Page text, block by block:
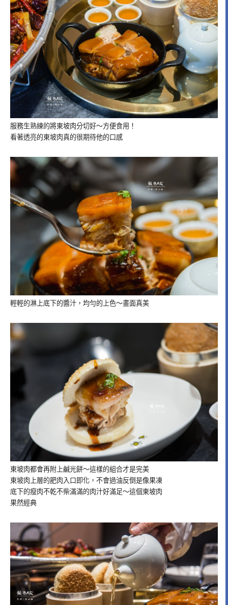
服務生熟練的將東坡肉分切好～方便食用！
看著透亮的東坡肉真的很期待他的口感
輕輕的淋上底下的醬汁，均勻的上色～畫面真美
東坡肉都會再附上鹹光餅～這樣的組合才是完美
東坡肉上層的肥肉入口即化，不會過油反倒是像果凍
底下的瘦肉不乾不柴滿滿的肉汁好滿足～這個東坡肉
果然經典